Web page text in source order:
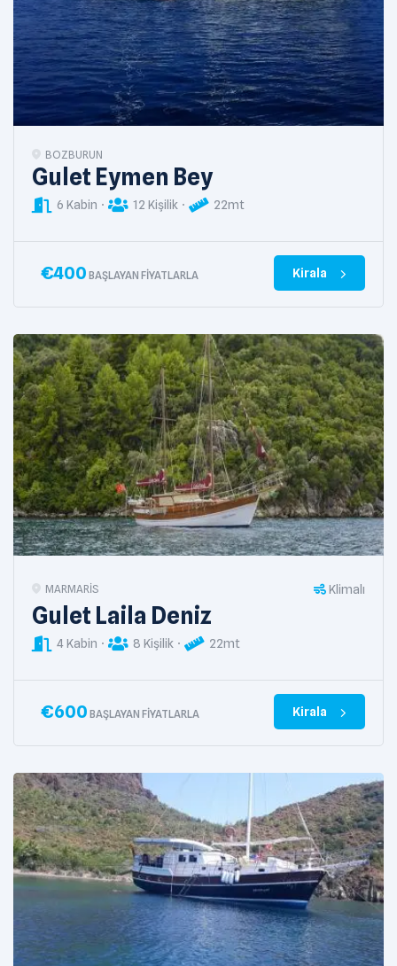
BOZBURUN
Gulet Eymen Bey
6 Kabin 12 Kişilik 22mt
€400 BAŞLAYAN FIYATLARLA Kirala
MARMARIS Klimalı
Gulet Laila Deniz
4 Kabin 8 Kişilik 22mt
€600 BAŞLAYAN FIYATLARLA Kirala